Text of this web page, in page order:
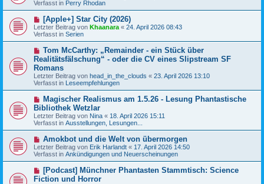
g
i
t
a
g
e
B
e
i
t
a
g
Verfasst in Perry Rhodan
N
e
u
e
e
i
t
r
g
[Apple+] Star City (2026)
Letzter Beitrag von Khaanara « 24. April 2026 08:43
Verfasst in Serien
N
u
e
r
B
e
t
r
a
g
Tom McCarthy: „Remainder - ein Stück über
Realitätsfälschung“ - oder die CV eines Slipstream SF
Romans
Letzter Beitrag von head_in_the_clouds « 23. April 2026 13:10
Verfasst in Leseempfehlungen
N
e
u
e
r
B
e
i
t
r
a
g
Magischer Realismus am 1.5.26 - Lesung Phantastische
Bibliothek Wetzlar
Letzter Beitrag von Nina « 18. April 2026 15:11
Verfasst in Ausstellungen, Lesungen...
N
e
u
e
B
e
Amokbot und die Welt von übermorgen
Letzter Beitrag von Erik Harlandt « 17. April 2026 14:50
Verfasst in Ankündigungen und Neuerscheinungen
N
e
u
[Podcast] Münchner Phantasten Stammtisch: Science
Fiction und Horror